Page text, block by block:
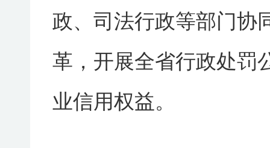
政、司法行政等部门协
革，开展全省行政处罚
业信用权益。